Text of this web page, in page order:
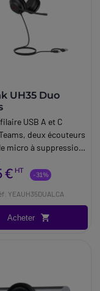
UH35 Duo
USB A et C
deux écouteurs
micro à suppression
€ HT -31%
YEAUH35DUALCA
Acheter